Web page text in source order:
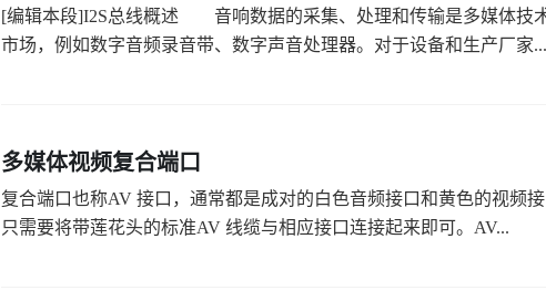
[编辑本段]I2S总线概述 音响数据的采集、处理和传输是多媒体技
市场，例如数字音频录音带、数字声音处理器。对于设备和生产厂家...
多媒体视频复合端口
复合端口也称AV 接口，通常都是成对的白色音频接口和黄色的视频
只需要将带莲花头的标准AV 线缆与相应接口连接起来即可。AV...